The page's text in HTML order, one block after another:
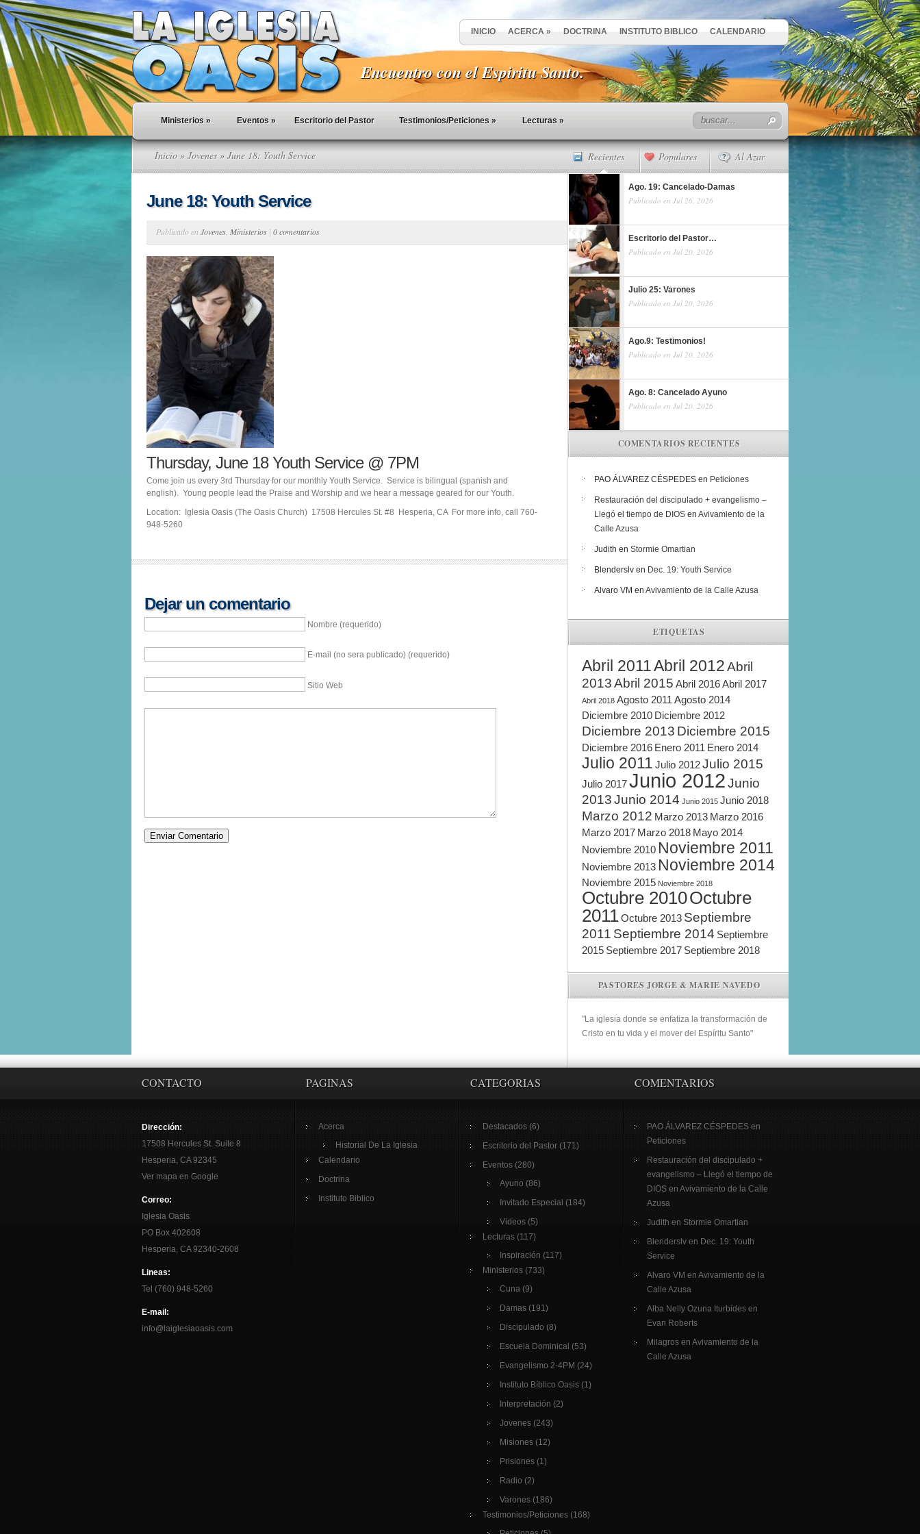
INICIO ACERCA » DOCTRINA INSTITUTO BIBLICO CALENDARIO
Encuentro con el Espiritu Santo.
Ministerios » Eventos » Escritorio del Pastor Testimonios/Peticiones » Lecturas »
Inicio » Jovenes» June 18: Youth Service
June 18: Youth Service
Publicado en Jovenes Ministerios | 0 comentarios
Thursday, June 18 Youth Service @ 7PM
Come join us every 3rd Thursday for our monthly Youth Service. Service is bilingual (spanish and
english). Young people lead the Praise and Worship and we hear a message geared for our Youth.
Location: Iglesia Oasis (The Oasis Church) 17508 Hercules St. #8 Hesperia, CA For more info, call 760-
948-5260
Dejar un comentario
Nombre (requerido)
E-mail (no sera publicado) (requerido)
Sitio Web
Recientes Populares Al Azar
Ago. 19: Cancelado-Damas
Publicado en Jul 26, 2026
Escritorio del Pastor…
Publicado en Jul 20, 2026
Julio 25: Varones
Publicado en Jul 20, 2026
Ago.9: Testimonios!
Publicado en Jul 20, 2026
Ago. 8: Cancelado Ayuno
Publicado en Jul 20, 2026
COMENTARIOS RECIENTES
PAO ÁLVAREZ CÉSPEDES en Peticiones
Restauración del discipulado + evangelismo –
Llegó el tiempo de DIOS en Avivamiento de la
Calle Azusa
Judith en Stormie Omartian
Blenderslv en Dec. 19: Youth Service
Alvaro VM en Avivamiento de la Calle Azusa
ETIQUETAS
Abril 2011Abril 2012Abril
2013Abril 2015 Abril 2016Abril 2017
Abril 2018 Agosto 2011 Agosto 2014
Diciembre 2010 Diciembre 2012
Diciembre 2013 Diciembre 2015
Diciembre 2016 Enero 2011 Enero 2014
Julio 2011 Julio 2012Julio 2015
Julio 2017Junio 2012Junio
2013Junio 2014 Junio 2015 Junio 2018
Marzo 2012 Marzo 2013 Marzo 2016
Marzo 2017 Marzo 2018 Mayo 2014
Noviembre 2010 Noviembre 2011
Noviembre 2013 Noviembre 2014
Noviembre 2015 Noviembre 2018
Octubre 2010Octubre
2011Octubre 2013 Septiembre
2011 Septiembre 2014 Septiembre
2015 Septiembre 2017 Septiembre 2018
PASTORES JORGE & MARIE NAVEDO
"La iglesia donde se enfatiza la transformación de
Cristo en tu vida y el mover del Espíritu Santo"
CONTACTO
Dirección:
17508 Hercules St. Suite 8
Hesperia, CA 92345
Ver mapa en Google
Correo:
Iglesia Oasis
PO Box 402608
Hesperia, CA 92340-2608
Lineas:
Tel (760) 948-5260
E-mail:
info@laiglesiaoasis.com
PAGINAS
Acerca
Historial De La Iglesia
Calendario
Doctrina
Instituto Biblico
CATEGORIAS
Destacados (6)
Escritorio del Pastor (171)
Eventos (280)
Ayuno (86)
Invitado Especial (184)
Videos (5)
Lecturas (117)
Inspiración (117)
Ministerios (733)
Cuna (9)
Damas (191)
Discipulado (8)
Escuela Dominical (53)
Evangelismo 2-4PM (24)
Instituto Bíblico Oasis (1)
Interpretación (2)
Jovenes (243)
Misiones (12)
Prisiones (1)
Radio (2)
Varones (186)
Testimonios/Peticiones (168)
COMENTARIOS
PAO ÁLVAREZ CÉSPEDES en
Peticiones
Restauración del discipulado +
evangelismo – Llegó el tiempo de
DIOS en Avivamiento de la Calle
Azusa
Judith en Stormie Omartian
Blenderslv en Dec. 19: Youth
Service
Alvaro VM en Avivamiento de la
Calle Azusa
Alba Nelly Ozuna Iturbides en
Evan Roberts
Milagros en Avivamiento de la
Calle Azusa